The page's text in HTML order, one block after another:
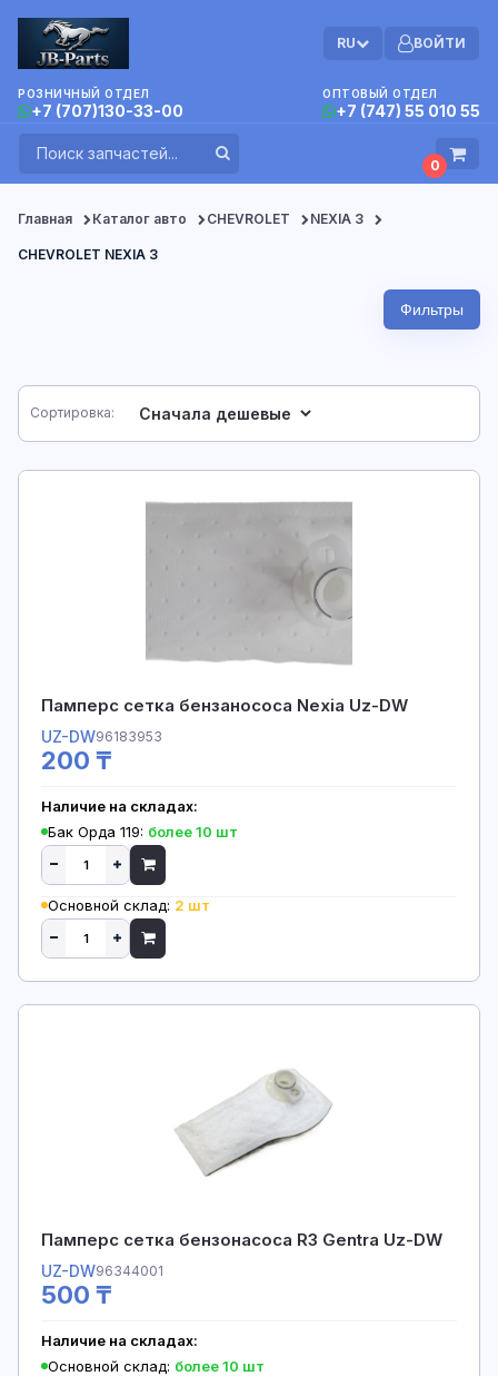
RU ВОЙТИ
РОЗНИЧНЫЙ ОТДЕЛ
+7 (707)130-33-00
ОПТОВЫЙ ОТДЕЛ
+7 (747) 55 010 55
0
Главная Каталог авто CHEVROLET NEXIA 3
CHEVROLET NEXIA 3
Фильтры
Сортировка:
Памперс сетка бензанососа Nexia Uz-DW
UZ-DW96183953
200 ₸
Наличие на складах:
Бак Орда 119: более 10 шт
Основной склад: 2 шт
Памперс сетка бензонасоса R3 Gentra Uz-DW
UZ-DW96344001
500 ₸
Наличие на складах:
Основной склад: более 10 шт